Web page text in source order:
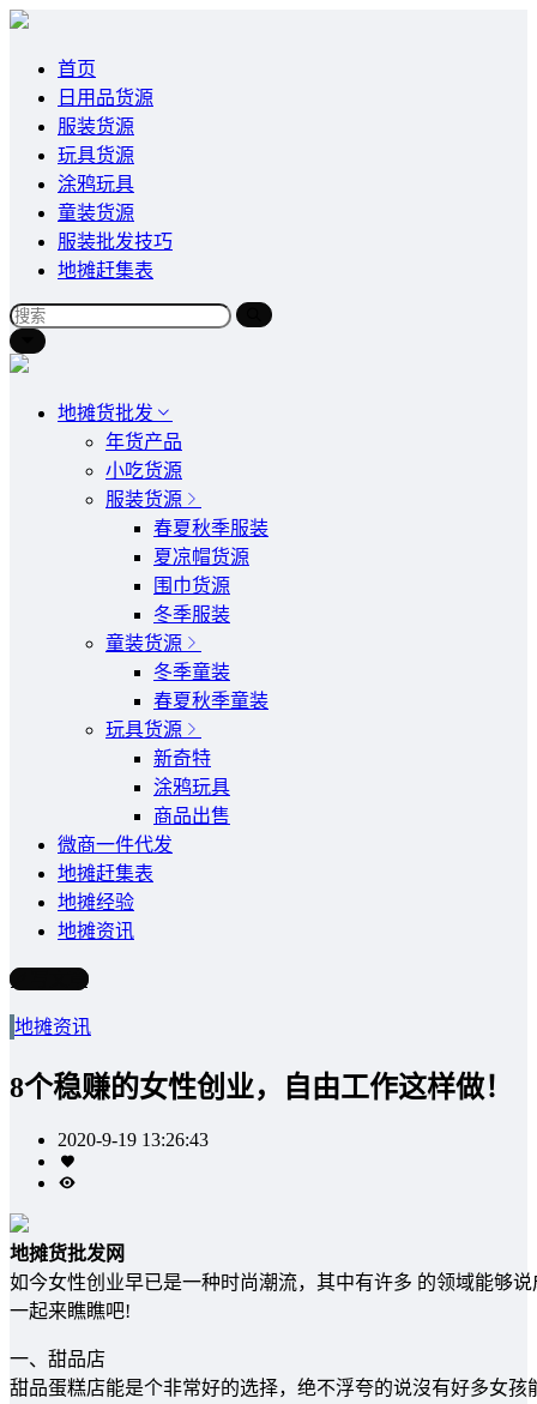
首页
日用品货源
服装货源
玩具货源
涂鸦玩具
童装货源
服装批发技巧
地摊赶集表
地摊货批发
年货产品
小吃货源
服装货源
春夏秋季服装
夏凉帽货源
围巾货源
冬季服装
童装货源
冬季童装
春夏秋季童装
玩具货源
新奇特
涂鸦玩具
商品出售
微商一件代发
地摊赶集表
地摊经验
地摊资讯
写文章
地摊资讯
8个稳赚的女性创业，自由工作这样做！
2020-9-19 13:26:43
地摊货批发网
如今女性创业早已是一种时尚潮流，其中有许多 的领域能够
一起来瞧瞧吧!
一、甜品店
甜品蛋糕店能是个非常好的选择，绝不浮夸的说沒有好多女